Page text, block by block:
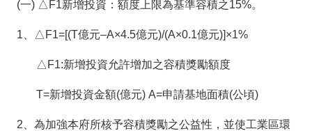
(一) △F1新增投資：額度上限為基準容積之15%。
1、△F1=[(T億元–A×4.5億元)/(A×0.1億元)]×1%
△F1:新增投資允許增加之容積獎勵額度
T=新增投資金額(億元) A=申請基地面積(公頃)
2、為加強本府所核予容積獎勵之公益性，並使工業區環